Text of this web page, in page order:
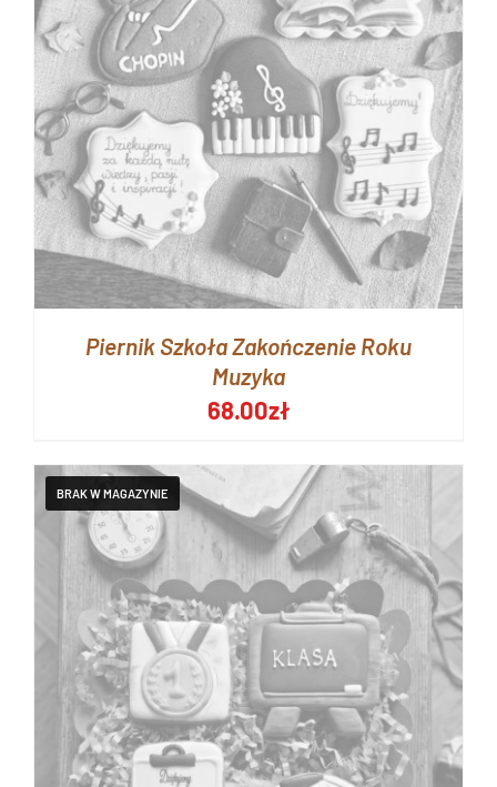
Piernik Szkoła Zakończenie Roku
Muzyka
68.00zł